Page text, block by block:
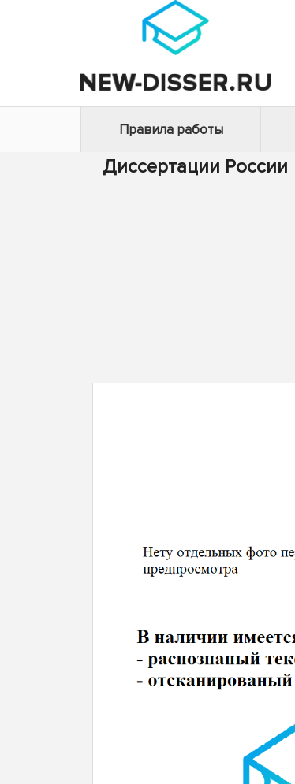
Правила работы
Диссертации России